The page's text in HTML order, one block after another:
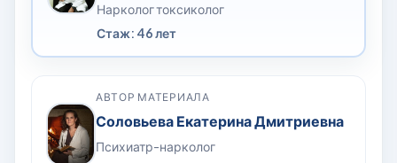
Нарколог токсиколог
Стаж: 46 лет
АВТОР МАТЕРИАЛА
Соловьева Екатерина Дмитриевна
Психиатр-нарколог